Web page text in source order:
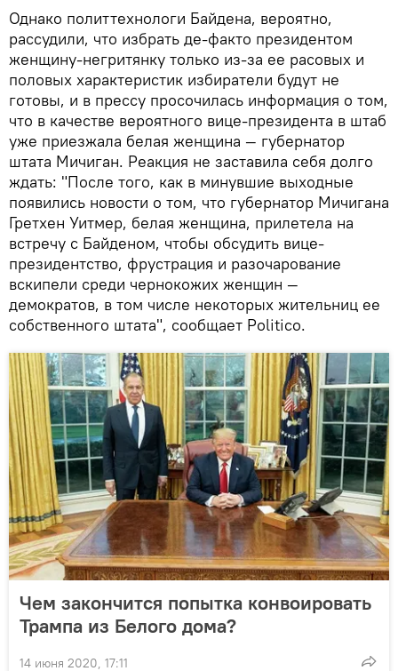
Однако политтехнологи Байдена, вероятно,
рассудили, что избрать де-факто президентом
женщину-негритянку только из-за ее расовых и
половых характеристик избиратели будут не
готовы, и в прессу просочилась информация о том,
что в качестве вероятного вице-президента в штаб
уже приезжала белая женщина — губернатор
штата Мичиган. Реакция не заставила себя долго
ждать: "После того, как в минувшие выходные
появились новости о том, что губернатор Мичигана
Гретхен Уитмер, белая женщина, прилетела на
встречу с Байденом, чтобы обсудить вице-
президентство, фрустрация и разочарование
вскипели среди чернокожих женщин —
демократов, в том числе некоторых жительниц ее
собственного штата", сообщает Politico.
Чем закончится попытка конвоировать
Трампа из Белого дома?
14 июня 2020, 17:11